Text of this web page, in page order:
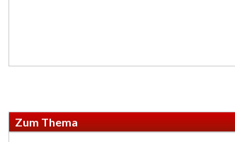
Zum Thema